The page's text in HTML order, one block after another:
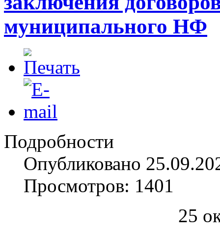
муниципального НФ
Подробности
Опубликовано
Просмотров: 1401
25